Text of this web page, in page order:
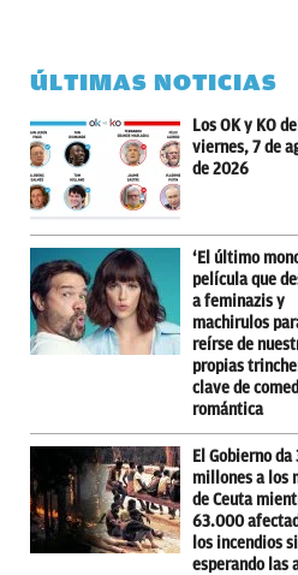
ÚLTIMAS NOTICIAS
Los OK y KO del
viernes, 7 de
de 2026
‘El último
película que
a feminazis y
machirulos
reírse de
propias
clave de
romántica
El Gobierno da
millones a los
de Ceuta
63.000
los incendios
esperando las